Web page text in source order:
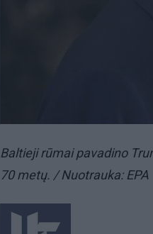
Baltieji rūmai pavadino
70 metų. / Nuotrauka: EPA